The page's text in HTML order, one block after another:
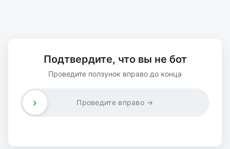
Подтвердите, что вы не бот
Проведите ползунок вправо до конца
Проведите вправо →
›